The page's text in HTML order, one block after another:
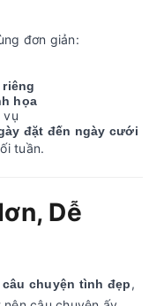
đơn giản:
họa
vụ
đặt đến ngày cưới
tuần.
Dễ
chuyện tình đẹp,